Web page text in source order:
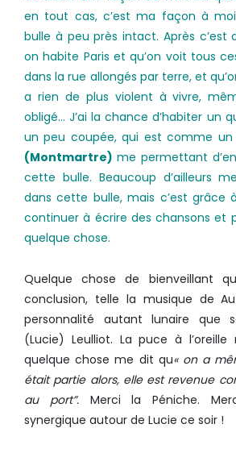
en tout cas, c’est ma façon à
bulle à peu près intact. Après c’est
on habite Paris et qu’on voit tous
dans la rue allongés par terre, et
a rien de plus violent à vivre,
obligé… J’ai la chance d’habiter un
un peu coupée, qui est comme un
(Montmartre) me permettant
cette bulle. Beaucoup d’ailleurs
dans cette bulle, mais c’est grâce
continuer à écrire des chansons et
quelque chose.
Quelque chose de bienveillant
conclusion, telle la musique de
personnalité autant lunaire que
(Lucie) Leulliot. La puce à
quelque chose me dit qu« on a
était partie alors, elle est revenue
au port”. Merci la Péniche.
synergique autour de Lucie ce soir !